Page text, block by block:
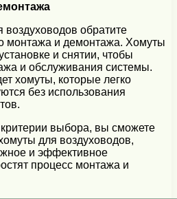
обратите
монтажа и демонтажа. Хомуты
и снятии, чтобы
и обслуживания системы.
хомуты, которые легко
без использования
выбора, вы сможете
для воздуховодов,
и эффективное
процесс монтажа и